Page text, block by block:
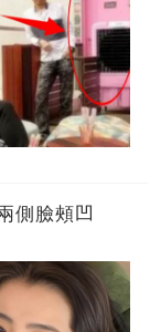
側臉頰凹